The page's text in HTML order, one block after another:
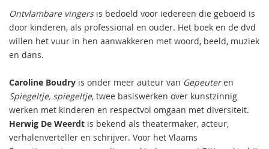
Ontvlambare vingers is bedoeld voor iedereen die geboeid is
door kinderen, als professional en ouder. Het boek en de dvd
willen het vuur in hen aanwakkeren met woord, beeld, muziek
en dans.
Caroline Boudry is onder meer auteur van Gepeuteren
Spiegeltje, spiegeltje, twee basiswerken over kunstzinnig
werken met kinderen en respectvol omgaan met diversiteit.
Herwig De Weerdt is bekend als theatermaker, acteur,
verhalenverteller en schrijver. Voor het Vlaams